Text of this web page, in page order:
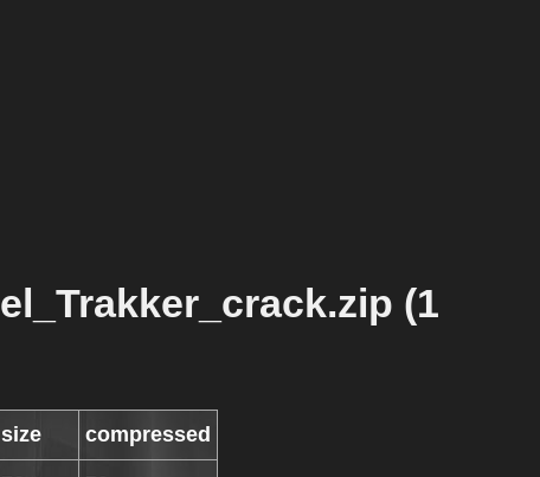
(1
size compressed